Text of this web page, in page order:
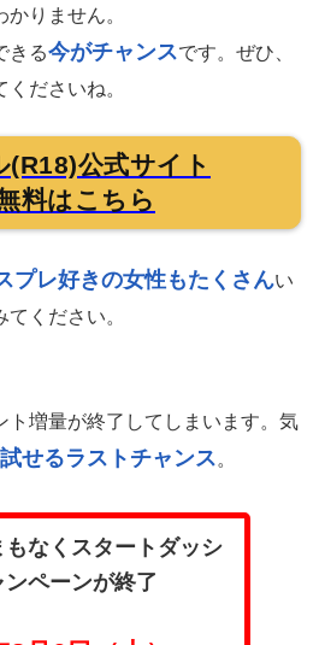
りません。
きる今がチャンスです。ぜひ、
ださいね。
公式サイト
料はこちら
プレ好きの女性もたくさんい
ください。
ト増量が終了してしまいます。気
せるラストチャンス。
なくスタートダッシ
ンペーンが終了